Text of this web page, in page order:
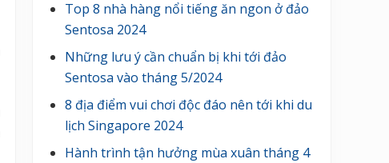
Top 8 nhà hàng nổi tiếng ăn ngon ở đảo
Sentosa 2024
Những lưu ý cần chuẩn bị khi tới đảo
Sentosa vào tháng 5/2024
8 địa điểm vui chơi độc đáo nên tới khi du
lịch Singapore 2024
Hành trình tận hưởng mùa xuân tháng 4